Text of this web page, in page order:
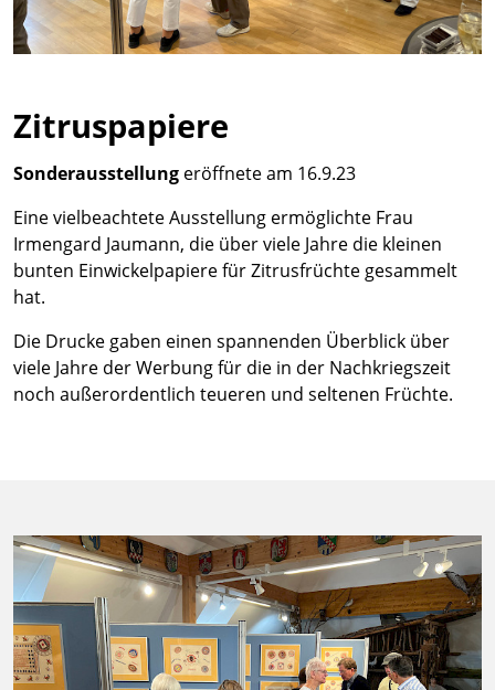
Zitruspapiere
Sonderausstellung eröffnete am 16.9.23
Eine vielbeachtete Ausstellung ermöglichte Frau
Irmengard Jaumann, die über viele Jahre die kleinen
bunten Einwickelpapiere für Zitrusfrüchte gesammelt
hat.
Die Drucke gaben einen spannenden Überblick über
viele Jahre der Werbung für die in der Nachkriegszeit
noch außerordentlich teueren und seltenen Früchte.